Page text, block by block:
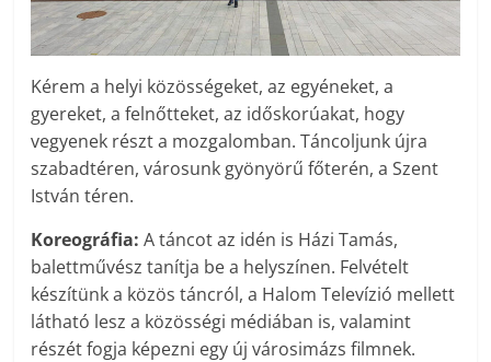
Kérem a helyi közösségeket, az egyéneket, a
gyereket, a felnőtteket, az időskorúakat, hogy
vegyenek részt a mozgalomban. Táncoljunk újra
szabadtéren, városunk gyönyörű főterén, a Szent
István téren.
Koreográfia: A táncot az idén is Házi Tamás,
balettművész tanítja be a helyszínen. Felvételt
készítünk a közös táncról, a Halom Televízió mellett
látható lesz a közösségi médiában is, valamint
részét fogja képezni egy új városimázs filmnek.